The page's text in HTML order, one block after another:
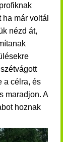
ha már voltál
nézd át,
a célra, és
maradjon. A
hoznak